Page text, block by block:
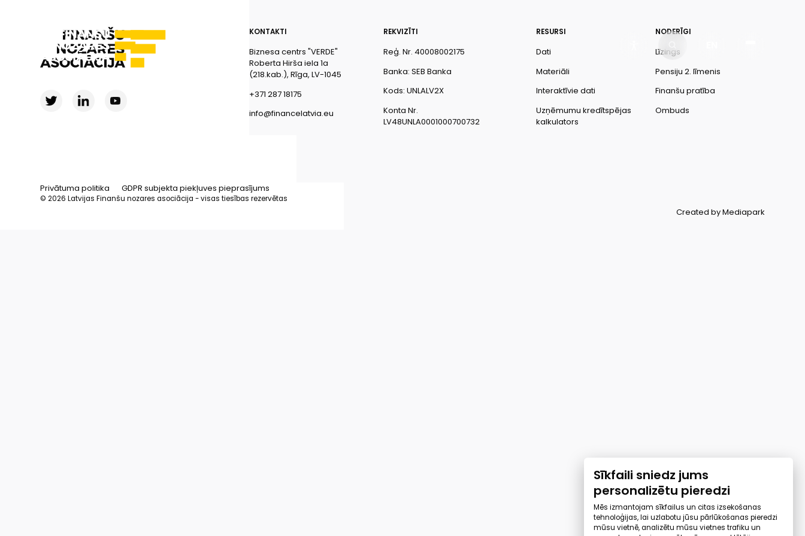
KONTAKTI
Biznesa centrs "VERDE"
Roberta Hirša iela 1a
(218.kab.), Rīga, LV-1045
+371 287 18175
info@financelatvia.eu
REKVIZĪTI
Reģ. Nr. 40008002175
Banka: SEB Banka
Kods: UNLALV2X
Konta Nr.
LV48UNLA0001000700732
RESURSI
Dati
Materiāli
Interaktīvie dati
Uzņēmumu kredītspējas
kalkulators
NODERĪGI
Līzings
Pensiju 2. līmenis
Finanšu pratība
Ombuds
Privātuma politika GDPR subjekta piekļuves pieprasījums
© 2026 Latvijas Finanšu nozares asociācija - visas tiesības rezervētas
Created by Mediapark
Sīkfaili sniedz jums
personalizētu pieredzi
Mēs izmantojam sīkfailus un citas izsekošanas
tehnoloģijas, lai uzlabotu jūsu pārlūkošanas pieredzi
mūsu vietnē, analizētu mūsu vietnes trafiku un